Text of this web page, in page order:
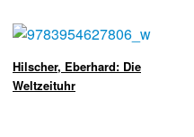
Hilscher, Eberhard: Die
Weltzeituhr